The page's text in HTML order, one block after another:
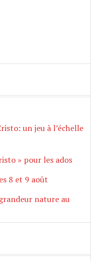
un jeu à l’échelle
» pour les ados
8 et 9 août
nature au